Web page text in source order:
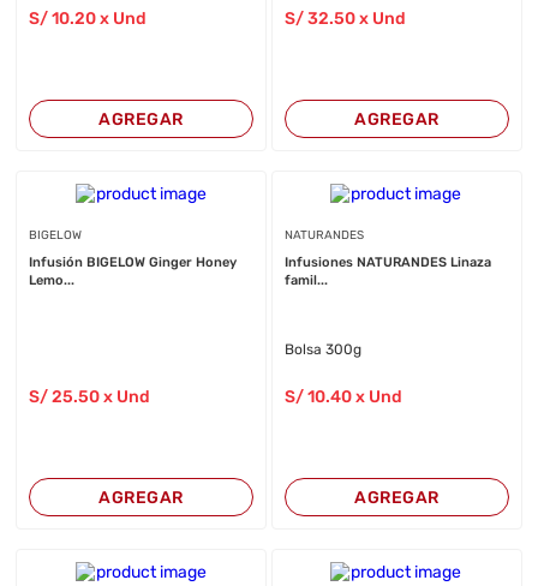
S/10.20 x Und
AGREGAR
S/32.50x Und
AGREGAR
BIGELOW
Infusión BIGELOW Ginger Honey
Lemo...
S/25.50 x Und
AGREGAR
NATURANDES
Infusiones NATURANDES Linaza
famil...
Bolsa 300g
S/10.40x Und
AGREGAR